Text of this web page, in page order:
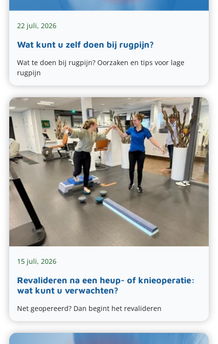
22 juli, 2026
Wat kunt u zelf doen bij rugpijn?
Wat te doen bij rugpijn? Oorzaken en tips voor lage
rugpijn
15 juli, 2026
Revalideren na een heup- of knieoperatie:
wat kunt u verwachten?
Net geopereerd? Dan begint het revalideren